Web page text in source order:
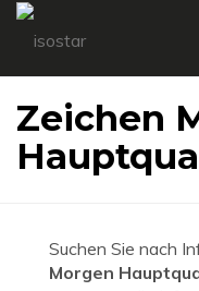
Zeichen
Suchen Sie nach
Morgen